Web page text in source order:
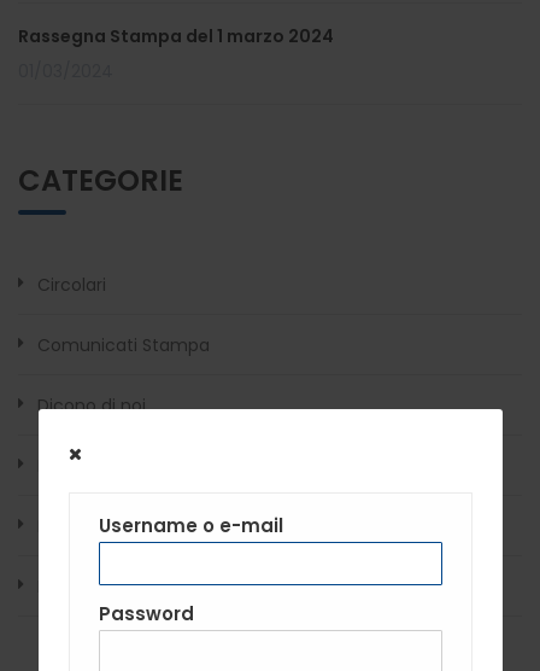
Username o e-mail
Password
Rassegna Stampa del 1 marzo 2024
CATEGORIE
Circolari
Comunicati Stampa
Dicono di noi
In evidenza
Rassegna Stampa